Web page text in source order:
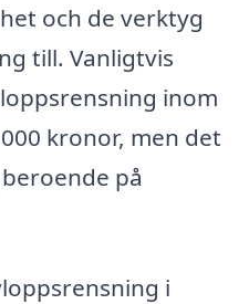
och de verktyg
till. Vanligtvis
inom
kronor, men det
på
i